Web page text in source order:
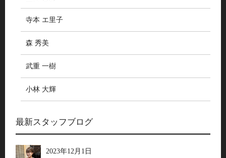
寺本 エ里子
森 秀美
武重 一樹
小林 大輝
最新スタッフブログ
2023年12月1日